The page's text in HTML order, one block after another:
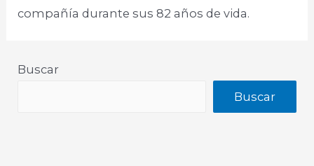
compañía durante sus 82 años de vida.​
Buscar
Buscar